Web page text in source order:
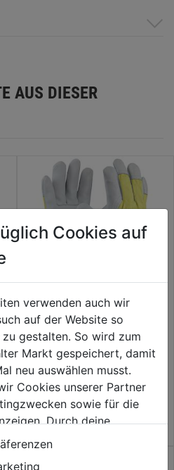
AUS DIESER
Arbeitshandschuh WORKER
PRO SB
0.0 (0)
0.0
von
5
Sternen.
7,79€
Cookies auf
verwenden auch wir
auf der Website so
gestalten. So wird zum
Markt gespeichert, damit
neu auswählen musst.
Cookies unserer Partner
sowie für die
Durch deine
von Drittanbieter,
USA, verarbeitet.